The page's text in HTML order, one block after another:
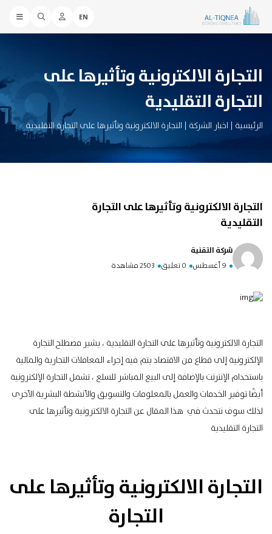
EN
التجارة الالكترونية وتأثيرها على
التجارة التقليدية
الرئيسية | اخبار الشركة | التجارة الالكترونية وتأثيرها على التجارة التقليدية
التجارة الالكترونية وتأثيرها على التجارة
التقليدية
شركة التقنية
9 أغسطس 0 تعليق 2503 مشاهدة
التجارة الالكترونية وتأثيرها على التجارة التقليدية ، يشير مصطلح التجارة
الإلكترونية إلى قطاع من الاقتصاد يتم فيه إجراء المعاملات التجارية والمالية
باستخدام الإنترنت بالإضافة إلى البيع المباشر للسلع ، تشمل التجارة الإلكترونية
أيضًا توفير الخدمات والعمل بالمعلومات والتسويق والأنشطة البشرية الأخرى
لذلك سوف نتحدث في هذا المقال عن التجارة الالكترونية وتأثيرها على
التجارة التقليدية
التجارة الالكترونية وتأثيرها على
التجارة